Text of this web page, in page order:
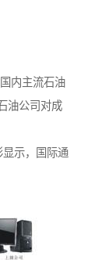
内主流石油
油公司对成
示，国际通